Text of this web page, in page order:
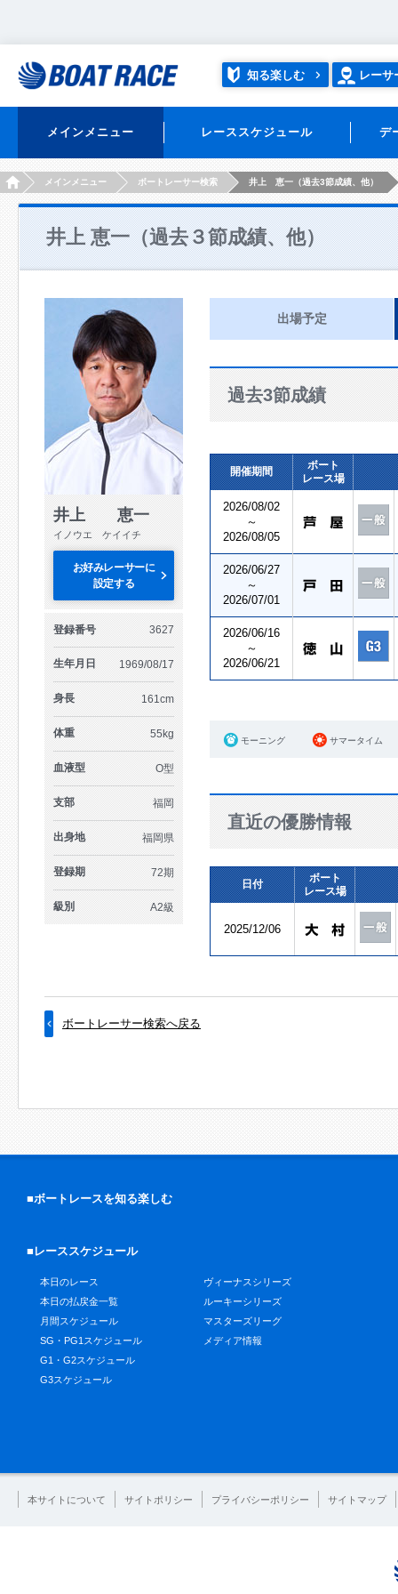
知る楽しむ レーサ
メインメニュー レーススケジュール デ
HOMEメインメニュー ボートレーサー検索 井上 恵一（過去3節成績、他）
井上 恵一（過去３節成績、他）
井上 恵一
イノウエ ケイイチ
お好みレーサーに
設定する
登録番号 3627
生年月日 1969/08/17
身長 161cm
体重 55kg
血液型 O型
支部 福岡
出身地 福岡県
登録期 72期
級別 A2級
出場予定
過去3節成績
開催期間
ボート
レース場
2026/08/02
～
2026/08/05
2026/06/27
～
2026/07/01
2026/06/16
～
2026/06/21
モーニング サマータイム
直近の優勝情報
日付
ボート
レース場
2025/12/06
ボートレーサー検索へ戻る
■ボートレースを知る楽しむ
■レーススケジュール
本日のレース
本日の払戻金一覧
月間スケジュール
SG・PG1スケジュール
G1・G2スケジュール
G3スケジュール
ヴィーナスシリーズ
ルーキーシリーズ
マスターズリーグ
メディア情報
本サイトについて サイトポリシー プライバシーポリシー サイトマップ